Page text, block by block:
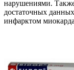
нарушениями.
достаточных
инфарктом